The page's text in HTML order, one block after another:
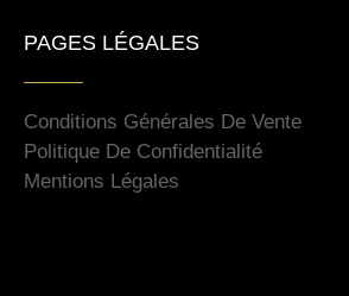
PAGES LÉGALES
Conditions Générales De Vente
Politique De Confidentialité
Mentions Légales